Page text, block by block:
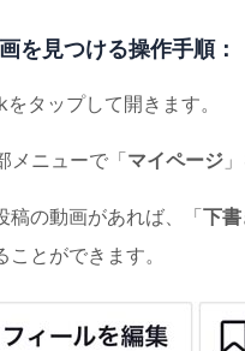
を見つける操作手順：
タップして開きます。
メニューで「マイページ
稿の動画があれば、「下書
とができます。